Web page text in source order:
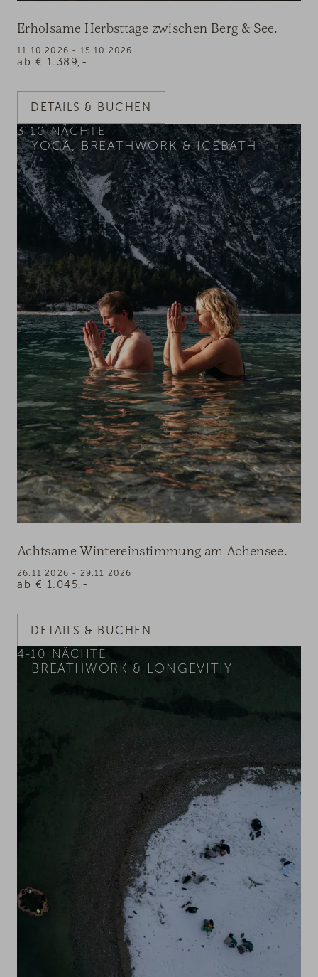
Erholsame Herbsttage zwischen Berg & See.
ab € 1.389,-
11.10.2026 - 15.10.2026
DETAILS & BUCHEN
YOGA, BREATHWORK & ICEBATH
3-10NÄCHTE
Achtsame Wintereinstimmung am Achensee.
ab € 1.045,-
26.11.2026 - 29.11.2026
DETAILS & BUCHEN
BREATHWORK & LONGEVITIY
4-10 NÄCHTE